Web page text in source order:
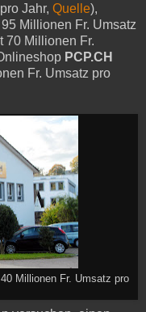
Jahr, Quelle),
Millionen Fr. Umsatz
70 Millionen Fr.
PCP.CH
Fr. Umsatz pro
Millionen Fr. Umsatz pro